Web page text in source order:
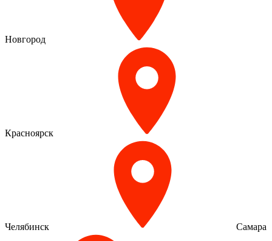
Новгород
Красноярск
Челябинск Самара